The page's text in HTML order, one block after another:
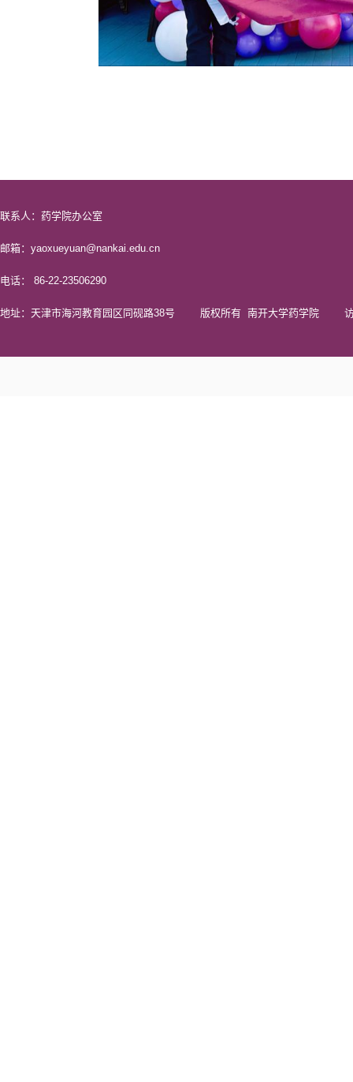
联系人：药学院办公室
邮箱：yaoxueyuan@nankai.edu.cn
电话： 86-22-23506290
地址：天津市海河教育园区同砚路38号 版权所有 南开大学药学院 访